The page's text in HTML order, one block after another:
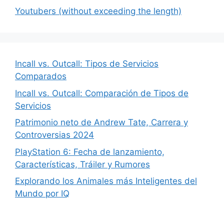
Youtubers (without exceeding the length)
Incall vs. Outcall: Tipos de Servicios
Comparados
Incall vs. Outcall: Comparación de Tipos de
Servicios
Patrimonio neto de Andrew Tate, Carrera y
Controversias 2024
PlayStation 6: Fecha de lanzamiento,
Características, Tráiler y Rumores
Explorando los Animales más Inteligentes del
Mundo por IQ